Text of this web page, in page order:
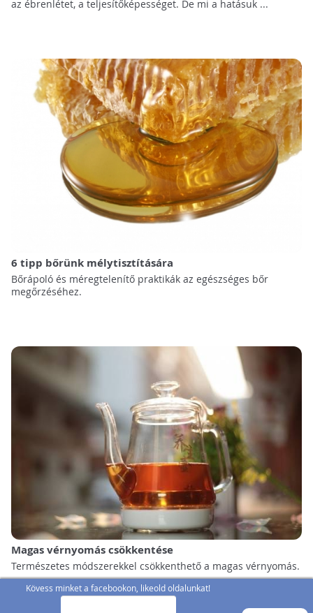
Kövess minket a facebookon, likeold oldalunkat!
az ébrenlétet, a teljesítőképességet. De mi a hatásuk ...
6 tipp bőrünk mélytisztítására
Bőrápoló és méregtelenítő praktikák az egészséges bőr
megőrzéséhez.
Magas vérnyomás csökkentése
Természetes módszerekkel csökkenthető a magas vérnyomás.